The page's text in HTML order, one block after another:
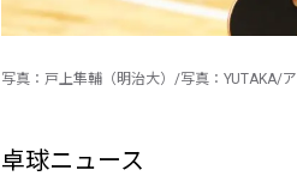
写真：戸上隼輔（明治大）/写真：YUTAKA/
卓球ニュース